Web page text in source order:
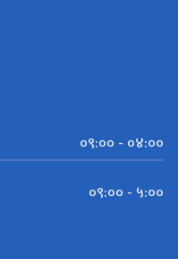
०९:०० - ०४:००
०९:०० - ५:००